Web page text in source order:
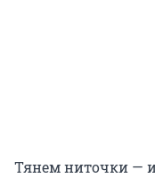
Тянем ниточки —